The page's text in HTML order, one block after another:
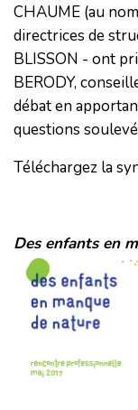
CHAUME (au
directrices de
BLISSON - ont
BERODY,
débat en
questions
Téléchargez la
Des enfants en